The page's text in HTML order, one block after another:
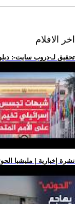
اخر الافلام
.. تحقيق لـ-دروب سايت-:
.. نشرة إخبارية | مليشيا